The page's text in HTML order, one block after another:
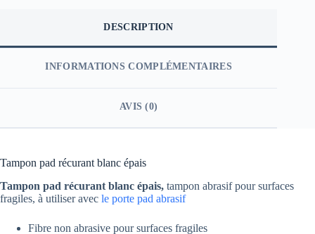
DESCRIPTION
INFORMATIONS COMPLÉMENTAIRES
AVIS (0)
Tampon pad récurant blanc épais
Tampon pad récurant blanc épais, tampon abrasif pour surfaces
fragiles, à utiliser avec le porte pad abrasif
Fibre non abrasive pour surfaces fragiles